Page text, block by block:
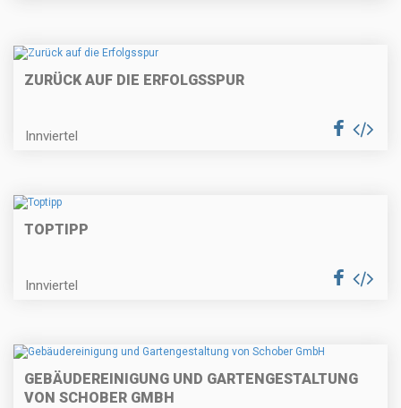
ZURÜCK AUF DIE ERFOLGSSPUR
Innviertel
TOPTIPP
Innviertel
GEBÄUDEREINIGUNG UND GARTENGESTALTUNG
VON SCHOBER GMBH